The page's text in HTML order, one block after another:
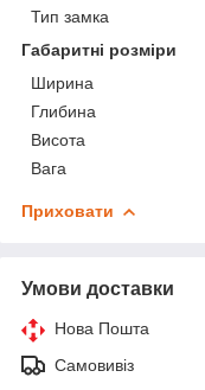
Тип замка
Габаритні розміри
Ширина
Глибина
Висота
Вага
Приховати
Умови доставки
Нова Пошта
Самовивіз